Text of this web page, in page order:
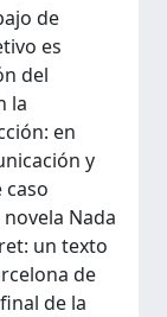
de
es
del
la
en
y
caso
Nada
un texto
de
de la